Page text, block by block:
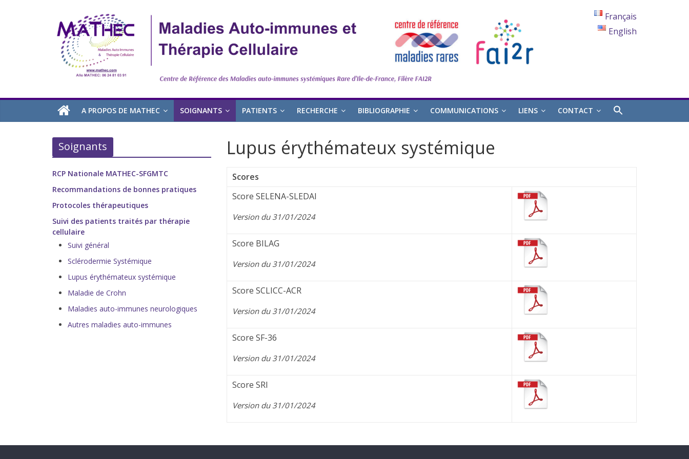
Français
English
A PROPOS DE MATHEC SOIGNANTS PATIENTS RECHERCHE BIBLIOGRAPHIE COMMUNICATIONS LIENS CONTACT
Lupus érythémateux systémique
Scores
Score SELENA-SLEDAI
Version du 31/01/2024
Score BILAG
Version du 31/01/2024
Score SCLICC-ACR
Version du 31/01/2024
Score SF-36
Version du 31/01/2024
Score SRI
Version du 31/01/2024
Soignants
RCP Nationale MATHEC-SFGMTC
Recommandations de bonnes pratiques
Protocoles thérapeutiques
Suivi des patients traités par thérapie
cellulaire
Suivi général
Sclérodermie Systémique
Lupus érythémateux systémique
Maladie de Crohn
Maladies auto-immunes neurologiques
Autres maladies auto-immunes